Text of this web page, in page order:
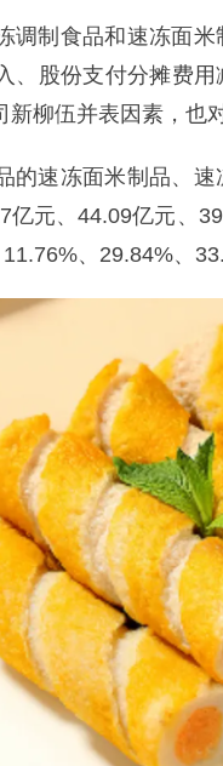
调制食品和速冻面
、股份支付分摊费
柳伍并表因素，也
的速冻面米制品、
元、44.09亿元、
、29.84%、